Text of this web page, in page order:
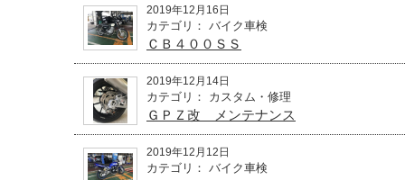
2019年12月16日
カテゴリ： バイク車検
ＣＢ４００ＳＳ
2019年12月14日
カテゴリ： カスタム・修理
ＧＰＺ改 メンテナンス
2019年12月12日
カテゴリ： バイク車検